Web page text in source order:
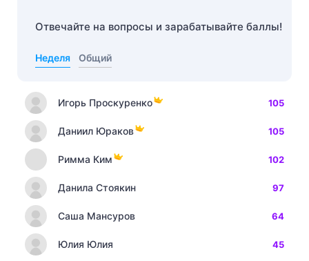
Отвечайте на вопросы и зарабатывайте баллы!
Неделя Общий
Игорь Проскуренко 105
Даниил Юраков 105
Римма Ким 102
Данила Стоякин 97
Саша Мансуров 64
Юлия Юлия 45